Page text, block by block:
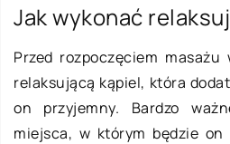
Jak wykonać
Przed rozpoczęciem
relaksującą kąpiel, która
on przyjemny. Bardzo
miejsca, w którym będzie on